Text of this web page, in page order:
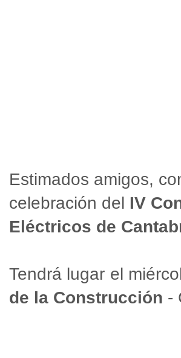
Estimados amigos,
celebración del IV
Eléctricos de
Tendrá lugar el
de la Construcción -